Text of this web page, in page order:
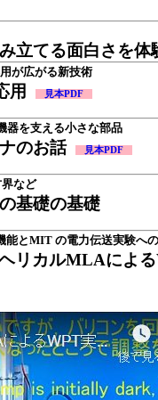
立てる面白さを体
が広がる新技術
用 見本PDF
器を支える小さな部品
のお話 見本PDF
など
基礎の基礎
能とMIT の電力伝送実験へ
リカルMLAによ